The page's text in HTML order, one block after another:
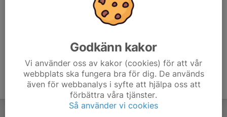
Godkänn kakor
Vi använder oss av kakor (cookies) för att vår
webbplats ska fungera bra för dig. De används
även för webbanalys i syfte att hjälpa oss att
förbättra våra tjänster.
Så använder vi cookies